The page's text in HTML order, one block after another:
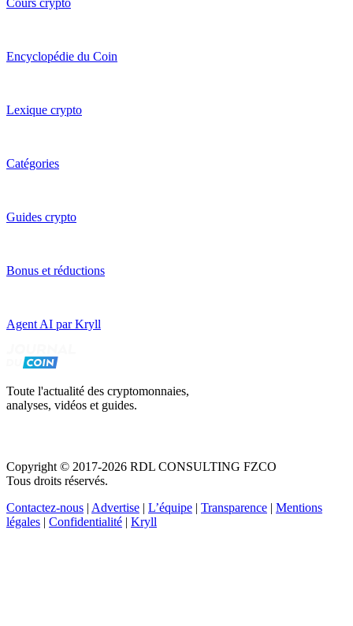
Cours crypto
Encyclopédie du Coin
Lexique crypto
Catégories
Guides crypto
Bonus et réductions
Agent AI par Kryll
Toute l'actualité des cryptomonnaies,
analyses, vidéos et guides.
Copyright © 2017-2026 RDL CONSULTING FZCO
Tous droits réservés.
Contactez-nous | Advertise | L’équipe | Transparence | Mentions
légales | Confidentialité | Kryll